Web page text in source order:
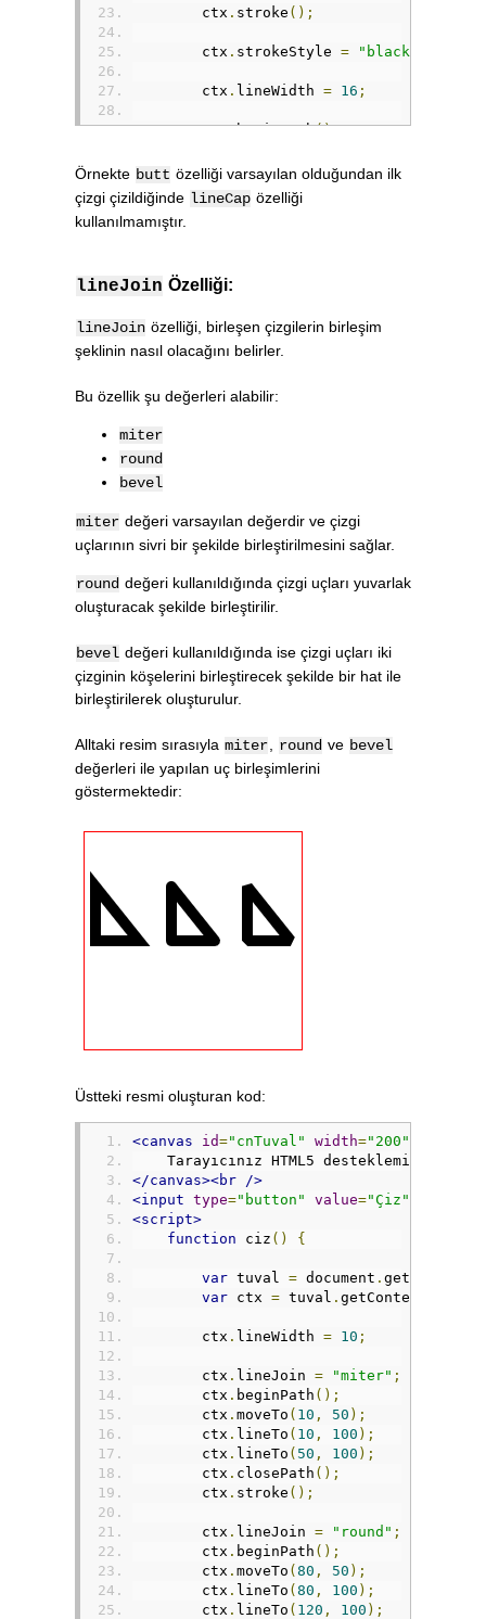
        ctx
. stroke ();
        ctx
. strokeStyle = "black"
        ctx
. lineWidth = 16 ;
        ctx
.beginPath();
        ctx
.lineTo ( 150, 50);
        ctx
        ctx
        ctx
.
        ctx
.stroke();
        ctx
        ctx
.beginPath
        ctx
        ctx
}
</script>
Örnekte butt özelliği varsayılan olduğundan ilk
çizgi çizildiğinde lineCap özelliği
kullanılmamıştır.
lineJoin Özelliği:
lineJoin özelliği, birleşen çizgilerin birleşim
şeklinin nasıl olacağını belirler.
Bu özellik şu değerleri alabilir:
miter
round
bevel
miter değeri varsayılan değerdir ve çizgi
uçlarının sivri bir şekilde birleştirilmesini sağlar.
round değeri kullanıldığında çizgi uçları yuvarlak
oluşturacak şekilde birleştirilir.
bevel değeri kullanıldığında ise çizgi uçları iki
çizginin köşelerini birleştirecek şekilde bir hat ile
birleştirilerek oluşturulur.
Alltaki resim sırasıyla miter round ve bevel
değerleri ile yapılan uç birleşimlerini
göstermektedir:
Üstteki resmi oluşturan kod:
<canvas id="cnTuval" width="200"
    Tarayıcınız HTML5 desteklemiyor.
</canvas><br
/>
<input type="button" value="Çiz"
<script>
function ciz () {
var tuval = document .
var ctx = tuval . getContext
        ctx
. lineWidth = 10 ;
        ctx
. lineJoin = "miter" ;
        ctx
. beginPath ();
        ctx
. moveTo ( 10 , 50 );
        ctx
. lineTo ( 10 , 100 );
        ctx
. lineTo ( 50 , 100 );
        ctx
. closePath ();
        ctx
. stroke ();
        ctx
. lineJoin = "round" ;
        ctx
. beginPath ();
        ctx
. moveTo (80 , 50 );
        ctx
. lineTo (80 , 100 );
        ctx
. lineTo ( 120 , 100 );